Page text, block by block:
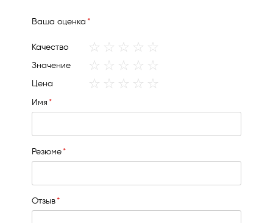
Ваша оценка
Качество
1
2
3
4
Значение
1
2
3
4
Цена
1
2
3
4
Имя
Резюме
Отзыв